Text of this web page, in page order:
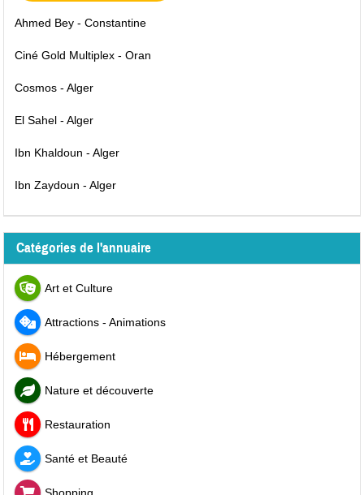
Ahmed Bey - Constantine
Ciné Gold Multiplex - Oran
Cosmos - Alger
El Sahel - Alger
Ibn Khaldoun - Alger
Ibn Zaydoun - Alger
Catégories de l'annuaire
Art et Culture
Attractions - Animations
Hébergement
Nature et découverte
Restauration
Santé et Beauté
Shopping